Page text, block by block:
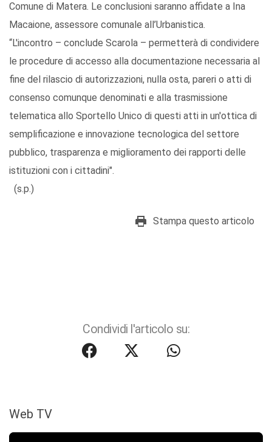
Comune di Matera. Le conclusioni saranno affidate a Ina
Macaione, assessore comunale all’Urbanistica.
“L'incontro – conclude Scarola – permetterà di condividere
le procedure di accesso alla documentazione necessaria al
fine del rilascio di autorizzazioni, nulla osta, pareri o atti di
consenso comunque denominati e alla trasmissione
telematica allo Sportello Unico di questi atti in un'ottica di
semplificazione e innovazione tecnologica del settore
pubblico, trasparenza e miglioramento dei rapporti delle
istituzioni con i cittadini".
(s.p.)
Stampa questo articolo
Condividi l'articolo su:
Web TV